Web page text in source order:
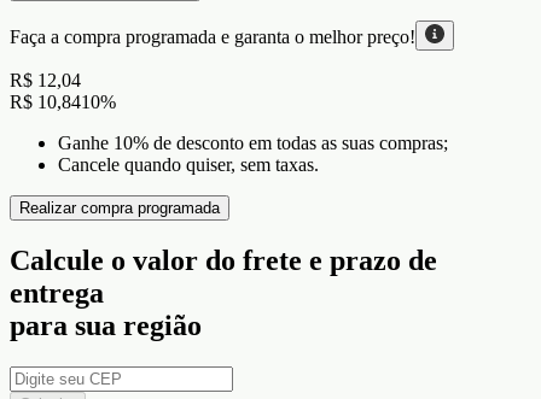
Faça a compra programada e garanta o melhor preço!
R$ 12,04
R$ 10,8410%
Ganhe 10% de desconto em todas as suas compras;
Cancele quando quiser, sem taxas.
Realizar compra programada
Calcule o valor do frete e prazo de
entrega
para sua região